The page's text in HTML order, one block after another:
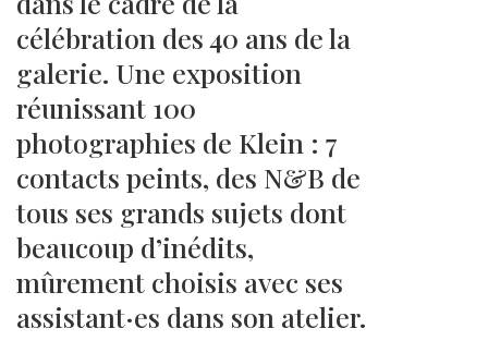
célébration des 40 ans de la
galerie. Une exposition
réunissant 100
photographies de Klein : 7
contacts peints, des N&B de
tous ses grands sujets dont
beaucoup d’inédits,
mûrement choisis avec ses
assistant·es dans son atelier.